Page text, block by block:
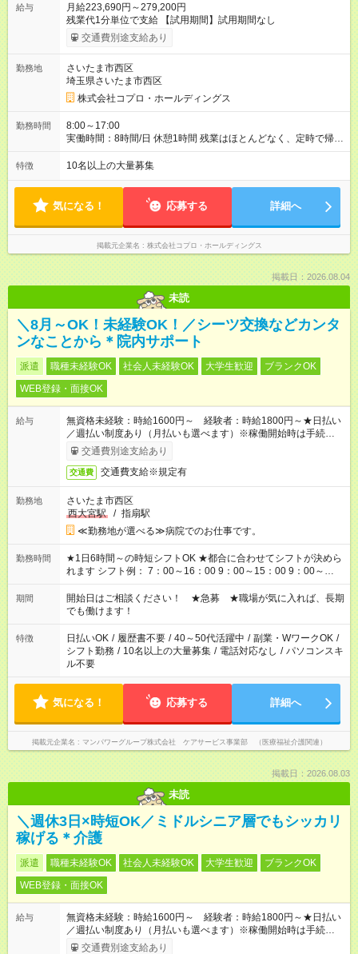
給与
月給223,690円～279,200円
残業代1分単位で支給 【試用期間】試用期間なし
交通費別途支給あり
勤務地
さいたま市西区
埼玉県さいたま市西区
株式会社コプロ・ホールディングス
勤務時間
8:00～17:00
実働時間：8時間/日 休憩1時間 残業はほとんどなく、定時で帰れ
る日が多い働き方です。 毎日の業務は進捗管理や事務が中心な
ので、 「今日やるべき仕事」が終われば、自然と区切りをつけ
方を大切にしています。
特徴 10名以上の大量募集
気になる！ 応募する 詳細へ
掲載元企業名 株式会社コプロ・ホールディングス
掲載日：2026.08.04
未読
＼8月～OK！未経験OK！／シーツ交換などカンタ
ンなことから＊院内サポート
派遣 職種未経験OK 社会人未経験OK 大学生歓迎
ブランクOK
WEB登録・面接OK
給与
無資格未経験：時給1600円～ 経験者：時給1800円～★日払い
／週払い制度あり（月払いも選べます）※稼働開始時は手続き完
了次第のお支払いとなります。
交通費別途支給あり
交通費 交通費支給※規定有
勤務地
さいたま市西区
西大宮駅
/ 指扇駅
≪勤務地が選べる≫病院でのお仕事です。
勤務時間
★1日6時間～の時短シフトOK ★都合に合わせてシフトが決めら
れます シフト例： 7：00～16：00 9：00～15：00 9：00～
18：00 11：00～20：00 など ※Wワークの場合、他のお仕事と
合わせ週40時間超の就業はご案内できません ※法令に基づき、
週20時間以上勤務は社会保険への加入対象となります ※労働者
派遣法（日雇い派遣の原則禁止）により、短時間・短期間の就
業はご案内が難しい場合があります
期間
開始日はご相談ください！ ★急募 ★職場が気に入れば、長期
でも働けます！
特徴 日払いOK / 履歴書不要 / 40～50代活躍中 / 副業・WワークOK /
シフト勤務 / 10名以上の大量募集 / 電話対応なし / パソコンスキ
ル不要
気になる！ 応募する 詳細へ
掲載元企業名 マンパワーグループ株式会社 ケアサービス事業部 （医療福祉介護関連）
掲載日：2026.08.03
未読
＼週休3日×時短OK／ミドルシニア層でもシッカリ
稼げる＊介護
派遣 職種未経験OK 社会人未経験OK 大学生歓迎
ブランクOK
WEB登録・面接OK
給与
無資格未経験：時給1600円～ 経験者：時給1800円～★日払い
／週払い制度あり（月払いも選べます）※稼働開始時は手続き完
了次第のお支払いとなります。
交通費別途支給あり